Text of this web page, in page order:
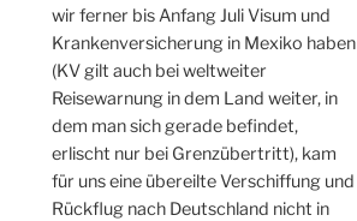
wir ferner bis Anfang Juli Visum und
Krankenversicherung in Mexiko haben
(KV gilt auch bei weltweiter
Reisewarnung in dem Land weiter, in
dem man sich gerade befindet,
erlischt nur bei Grenzübertritt), kam
für uns eine übereilte Verschiffung und
Rückflug nach Deutschland nicht in